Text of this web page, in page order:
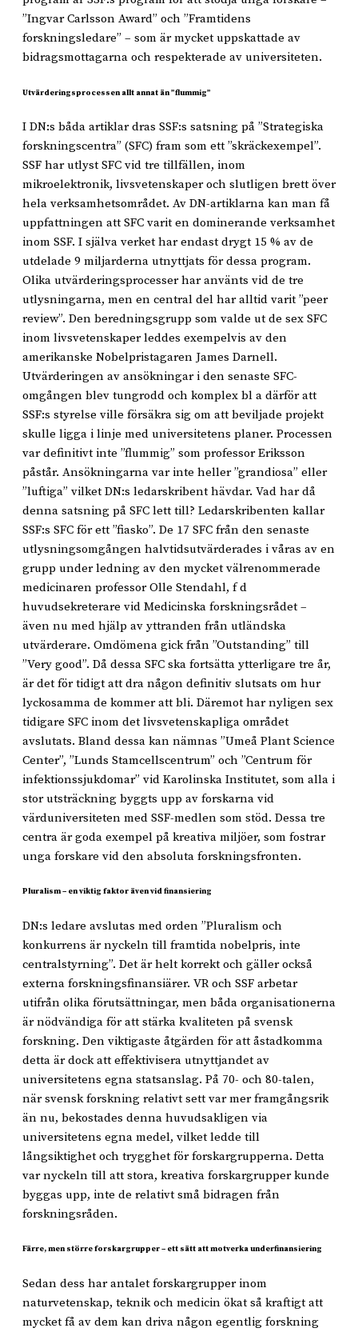
”Ingvar Carlsson Award” och ”Framtidens
forskningsledare” – som är mycket uppskattade av
bidragsmottagarna och respekterade av universiteten.
Utvärderingsprocessen allt annat än ”flummig”
I DN:s båda artiklar dras SSF:s satsning på ”Strategiska
forskningscentra” (SFC) fram som ett ”skräckexempel”.
SSF har utlyst SFC vid tre tillfällen, inom
mikroelektronik, livsvetenskaper och slutligen brett över
hela verksamhetsområdet. Av DN-artiklarna kan man få
uppfattningen att SFC varit en dominerande verksamhet
inom SSF. I själva verket har endast drygt 15 % av de
utdelade 9 miljarderna utnyttjats för dessa program.
Olika utvärderingsprocesser har använts vid de tre
utlysningarna, men en central del har alltid varit ”peer
review”. Den beredningsgrupp som valde ut de sex SFC
inom livsvetenskaper leddes exempelvis av den
amerikanske Nobelpristagaren James Darnell.
Utvärderingen av ansökningar i den senaste SFC-
omgången blev tungrodd och komplex bl a därför att
SSF:s styrelse ville försäkra sig om att beviljade projekt
skulle ligga i linje med universitetens planer. Processen
var definitivt inte ”flummig” som professor Eriksson
påstår. Ansökningarna var inte heller ”grandiosa” eller
”luftiga” vilket DN:s ledarskribent hävdar. Vad har då
denna satsning på SFC lett till? Ledarskribenten kallar
SSF:s SFC för ett ”fiasko”. De 17 SFC från den senaste
utlysningsomgången halvtidsutvärderades i våras av en
grupp under ledning av den mycket välrenommerade
medicinaren professor Olle Stendahl, f d
huvudsekreterare vid Medicinska forskningsrådet –
även nu med hjälp av yttranden från utländska
utvärderare. Omdömena gick från ”Outstanding” till
”Very good”. Då dessa SFC ska fortsätta ytterligare tre år,
är det för tidigt att dra någon definitiv slutsats om hur
lyckosamma de kommer att bli. Däremot har nyligen sex
tidigare SFC inom det livsvetenskapliga området
avslutats. Bland dessa kan nämnas ”Umeå Plant Science
Center”, ”Lunds Stamcellscentrum” och ”Centrum för
infektionssjukdomar” vid Karolinska Institutet, som alla i
stor utsträckning byggts upp av forskarna vid
värduniversiteten med SSF-medlen som stöd. Dessa tre
centra är goda exempel på kreativa miljöer, som fostrar
unga forskare vid den absoluta forskningsfronten.
Pluralism – en viktig faktor även vid finansiering
DN:s ledare avslutas med orden ”Pluralism och
konkurrens är nyckeln till framtida nobelpris, inte
centralstyrning”. Det är helt korrekt och gäller också
externa forskningsfinansiärer. VR och SSF arbetar
utifrån olika förutsättningar, men båda organisationerna
är nödvändiga för att stärka kvaliteten på svensk
forskning. Den viktigaste åtgärden för att åstadkomma
detta är dock att effektivisera utnyttjandet av
universitetens egna statsanslag. På 70- och 80-talen,
när svensk forskning relativt sett var mer framgångsrik
än nu, bekostades denna huvudsakligen via
universitetens egna medel, vilket ledde till
långsiktighet och trygghet för forskargrupperna. Detta
var nyckeln till att stora, kreativa forskargrupper kunde
byggas upp, inte de relativt små bidragen från
forskningsråden.
Färre, men större forskargrupper – ett sätt att motverka underfinansiering
Sedan dess har antalet forskargrupper inom
naturvetenskap, teknik och medicin ökat så kraftigt att
mycket få av dem kan driva någon egentlig forskning